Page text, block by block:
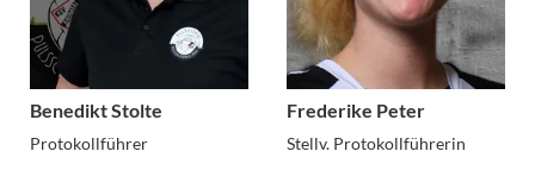
Benedikt Stolte
Protokollführer
Frederike Peter
Stellv. Protokollführerin